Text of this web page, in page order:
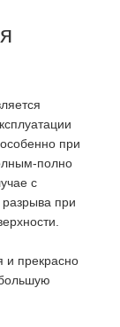
при
полно
с
при
и прекрасно